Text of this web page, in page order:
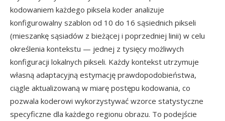
kodowaniem każdego piksela koder analizuje
konfigurowalny szablon od 10 do 16 sąsiednich pikseli
(mieszankę sąsiadów z bieżącej i poprzedniej linii) w celu
określenia kontekstu — jednej z tysięcy możliwych
konfiguracji lokalnych pikseli. Każdy kontekst utrzymuje
własną adaptacyjną estymację prawdopodobieństwa,
ciągle aktualizowaną w miarę postępu kodowania, co
pozwala koderowi wykorzystywać wzorce statystyczne
specyficzne dla każdego regionu obrazu. To podejście